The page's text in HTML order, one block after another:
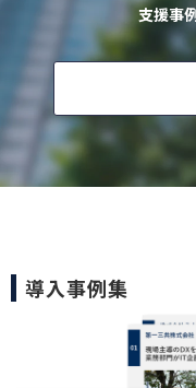
支援事
導入事例集